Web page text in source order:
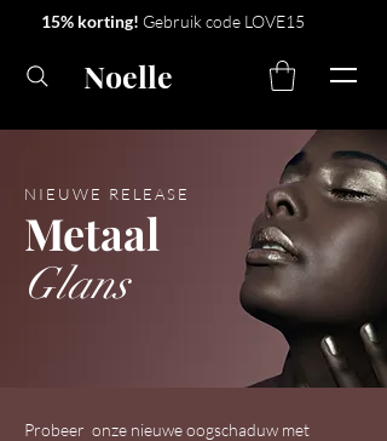
15% korting! Gebruik code LOVE15
Noelle
NIEUWE RELEASE
Metaal
Glans
Probeer onze nieuwe oogschaduw met